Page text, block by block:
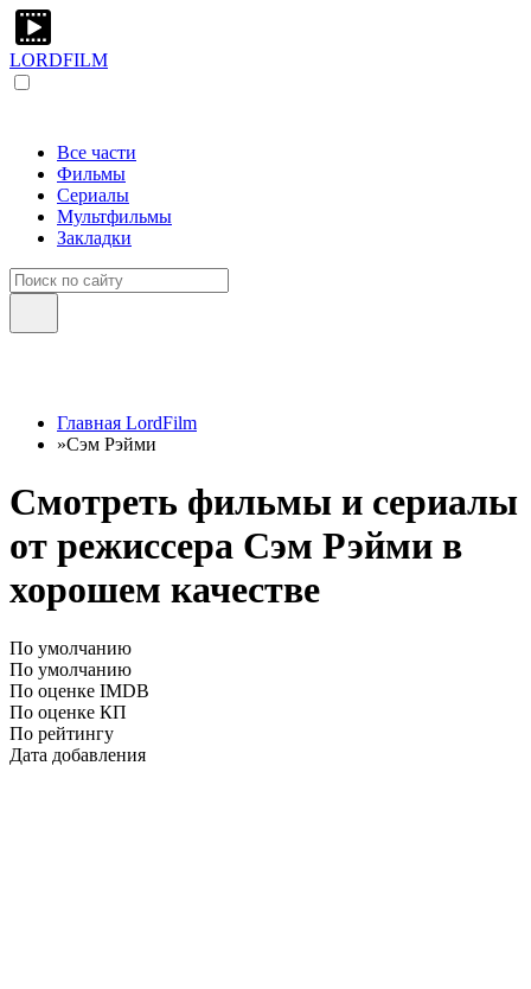
LORDFILM
Все части
Фильмы
Сериалы
Мультфильмы
Закладки
Главная LordFilm
»Сэм Рэйми
Смотреть фильмы и сериалы
от режиссера Сэм Рэйми в
хорошем качестве
По умолчанию
По умолчанию
По оценке IMDB
По оценке КП
По рейтингу
Дата добавления